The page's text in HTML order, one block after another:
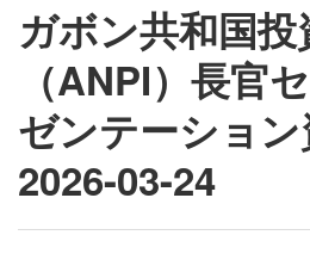
ガボン共和国投
（ANPI）長官
ゼンテーショ
2026-03-24